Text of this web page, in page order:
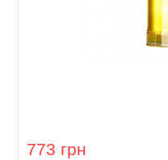
773 грн